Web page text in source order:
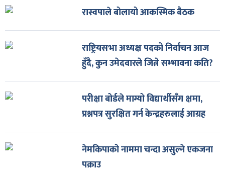
रास्वपाले बोलायो आकस्मिक बैठक
राष्ट्रियसभा अध्यक्ष पदको निर्वाचन आज
हुँदै, कुन उमेदवारले जित्ने सम्भावना कति?
परीक्षा बोर्डले माग्यो विद्यार्थीसँग क्षमा,
प्रश्नपत्र सुरक्षित गर्न केन्द्रहरुलाई आग्रह
नेमकिपाको नाममा चन्दा असुल्ने एकजना
पक्राउ